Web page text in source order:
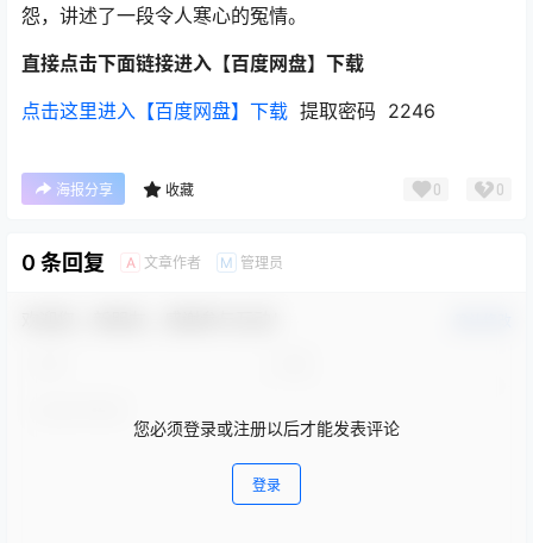
怨，讲述了一段令人寒心的冤情。
直接点击下面链接进入【百度网盘】下载
点击这里进入【百度网盘】下载 提取密码 2246
海报分享 收藏 0 0
0 条回复 A 文章作者 M 管理员
您必须登录或注册以后才能发表评论
登录